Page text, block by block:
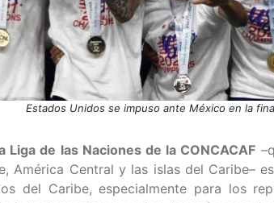
Estados Unidos se impuso ante México en la
Liga de las Naciones de la CONCACAF
América Central y las islas del Caribe–
del Caribe, especialmente para los